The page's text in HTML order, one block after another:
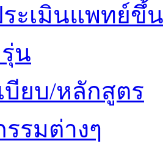
ระเมินแพทย์ขึ้
น
บียบ/หลักสูตร
รมต่างๆ